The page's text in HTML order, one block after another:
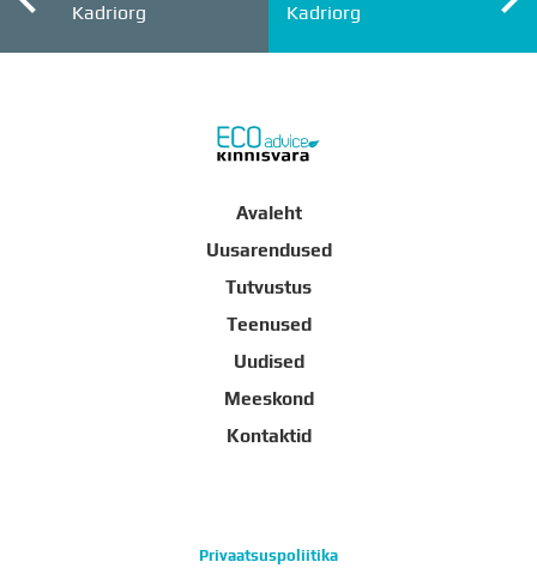
Kadriorg
Kadriorg
Avaleht
Uusarendused
Tutvustus
Teenused
Uudised
Meeskond
Kontaktid
Privaatsuspoliitika